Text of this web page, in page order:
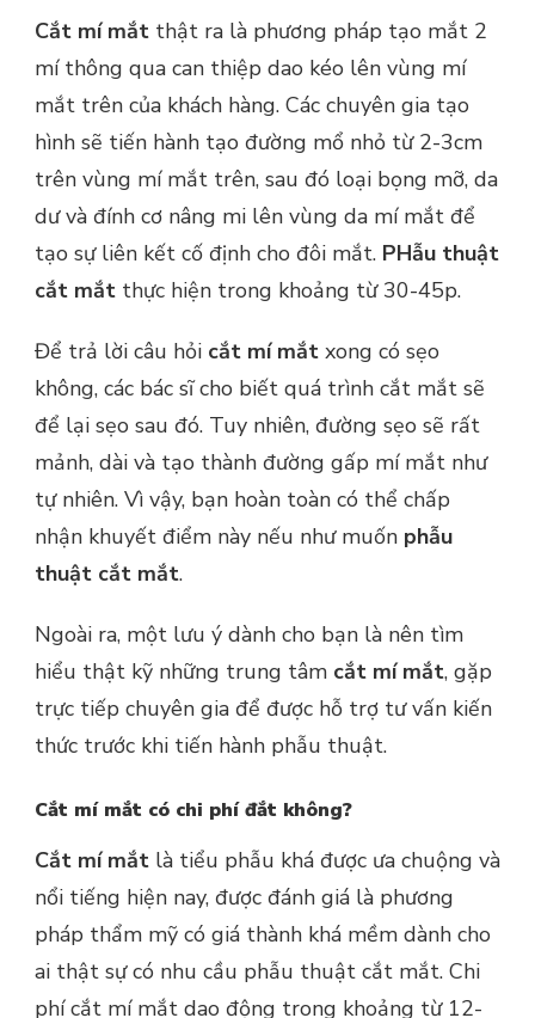
Cắt mí mắt thật ra là phương pháp tạo mắt 2
mí thông qua can thiệp dao kéo lên vùng mí
mắt trên của khách hàng. Các chuyên gia tạo
hình sẽ tiến hành tạo đường mổ nhỏ từ 2-3cm
trên vùng mí mắt trên, sau đó loại bọng mỡ, da
dư và đính cơ nâng mi lên vùng da mí mắt để
tạo sự liên kết cố định cho đôi mắt. PHẫu thuật
cắt mắt thực hiện trong khoảng từ 30-45p.
Để trả lời câu hỏi cắt mí mắt xong có sẹo
không, các bác sĩ cho biết quá trình cắt mắt sẽ
để lại sẹo sau đó. Tuy nhiên, đường sẹo sẽ rất
mảnh, dài và tạo thành đường gấp mí mắt như
tự nhiên. Vì vậy, bạn hoàn toàn có thể chấp
nhận khuyết điểm này nếu như muốn phẫu
thuật cắt mắt.
Ngoài ra, một lưu ý dành cho bạn là nên tìm
hiểu thật kỹ những trung tâm cắt mí mắt, gặp
trực tiếp chuyên gia để được hỗ trợ tư vấn kiến
thức trước khi tiến hành phẫu thuật.
Cắt mí mắt có chi phí đắt không?
Cắt mí mắt là tiểu phẫu khá được ưa chuộng và
nổi tiếng hiện nay, được đánh giá là phương
pháp thẩm mỹ có giá thành khá mềm dành cho
ai thật sự có nhu cầu phẫu thuật cắt mắt. Chi
phí cắt mí mắt dao động trong khoảng từ 12-